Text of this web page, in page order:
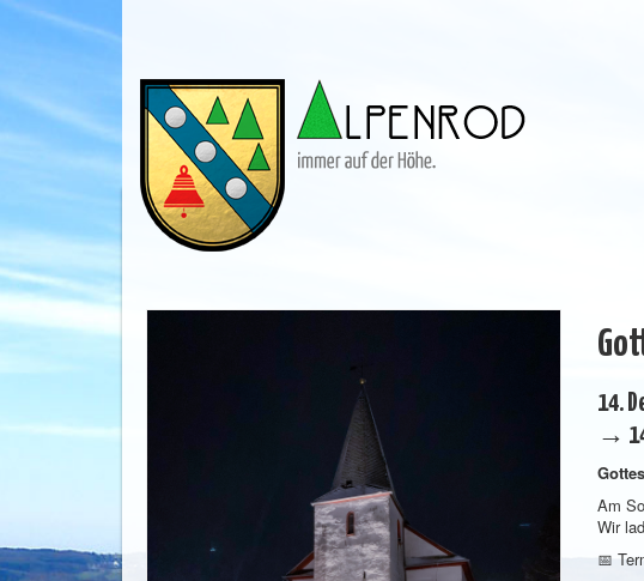
14.
→
Am
Wir
📅